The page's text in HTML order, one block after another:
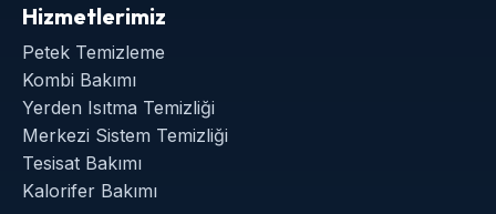
Hizmetlerimiz
Petek Temizleme
Kombi Bakımı
Yerden Isıtma Temizliği
Merkezi Sistem Temizliği
Tesisat Bakımı
Kalorifer Bakımı